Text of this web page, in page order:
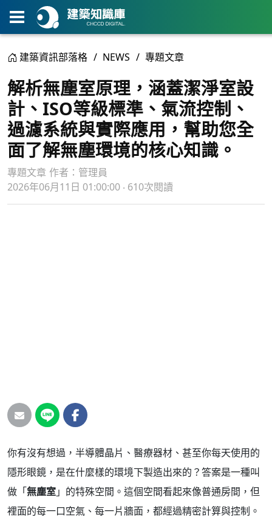
建築資訊部落格 NEWS 專題文章
解析無塵室原理，涵蓋潔淨室設
計、ISO等級標準、氣流控制、
過濾系統與實際應用，幫助您全
面了解無塵環境的核心知識。
專題文章 作者： 管理員
2026年06月11日 01:00:00 ‧ 610次閱讀
你有沒有想過，半導體晶片、醫療器材、甚至你每天使用的
隱形眼鏡，是在什麼樣的環境下製造出來的？答案是一種叫
做「無塵室」的特殊空間。這個空間看起來像普通房間，但
裡面的每一口空氣、每一片牆面，都經過精密計算與控制。